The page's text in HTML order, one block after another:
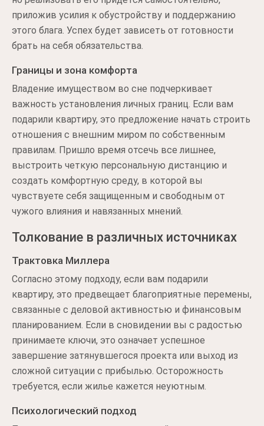
приложив усилия к обустройству и поддержанию
этого блага. Успех будет зависеть от готовности
брать на себя обязательства.
Границы и зона комфорта
Владение имуществом во сне подчеркивает
важность установления личных границ. Если вам
подарили квартиру, это предложение начать строить
отношения с внешним миром по собственным
правилам. Пришло время отсечь все лишнее,
выстроить четкую персональную дистанцию и
создать комфортную среду, в которой вы
чувствуете себя защищенным и свободным от
чужого влияния и навязанных мнений.
Толкование в различных источниках
Трактовка Миллера
Согласно этому подходу, если вам подарили
квартиру, это предвещает благоприятные перемены,
связанные с деловой активностью и финансовым
планированием. Если в сновидении вы с радостью
принимаете ключи, это означает успешное
завершение затянувшегося проекта или выход из
сложной ситуации с прибылью. Осторожность
требуется, если жилье кажется неуютным.
Психологический подход